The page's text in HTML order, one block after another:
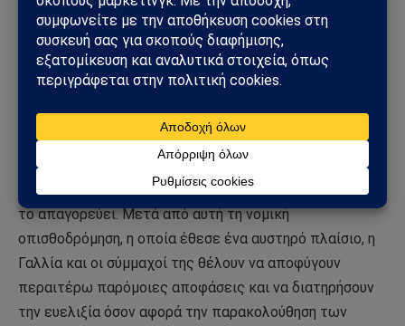
αδιακρίτως την έννοια της εθνικής ασφάλειας για να
παραβιάζουν τους ευρωπαϊκούς νόμους. Τον Οκτώβριο
του 2020, οι δικαστές, για παράδειγμα, απαγόρευσαν
στις γαλλικές αρχές να υποχρεώνουν τους παρόχους
διαδικτύου να διατηρούν όλα τα δεδομένα των
χρηστών του διαδικτύου εκτός του πλαισίου μιας
έρευνας. Ο λόγος: η οδηγία για την προστασία της
ιδιωτικής ζωής και των ηλεκτρονικών επικοινωνιών
το απαγορεύει. Μετά από αυτή τη νομική
οπισθοδρόμηση, η οποία έθεσε ένα αυστηρό πλαίσιο, η
Γαλλία και οι σύμμαχοί της θέλουν να αποφύγουν
περαιτέρω παρόμοιες αποφάσεις και να διατηρήσουν
την ευελιξία όσον αφορά την παρακολούθηση των